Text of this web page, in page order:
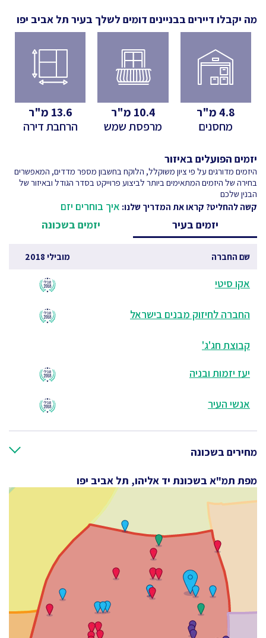
מה יקבלו דיירים בבניינים דומים לשלך בעיר תל אביב יפו
4.8מ"ר
מחסנים
10.4 מ"ר
מרפסת שמש
13.6 מ"ר
הרחבת דירה
יזמים הפועלים באיזור
היזמים מדורגים על פי ציון משוקלל, הלוקח בחשבון מספר מדדים, המאפשרים
בחירה של היזמים המתאימים ביותר לביצוע פרוייקט בסדר הגודל ובאיזור של
הבנין שלכם
קשה להחליט? קראו את המדריך שלנו: איך בוחרים יזם
יזמים בעיר
יזמים בשכונה
שם החברה מובילי 2018
אקו סיטי
החברה לחיזוק מבנים בישראל
קבוצת חג'ג'
יעז יזמות ובניה
אנשי העיר
מחירים בשכונה
מפת תמ"א בשכונת יד אליהו, תל אביב יפו